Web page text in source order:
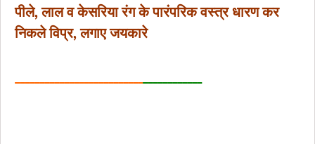
पीले, लाल व केसरिया रंग के पारंपरिक वस्त्र धारण कर
निकले विप्र, लगाए जयकारे
______________________________________